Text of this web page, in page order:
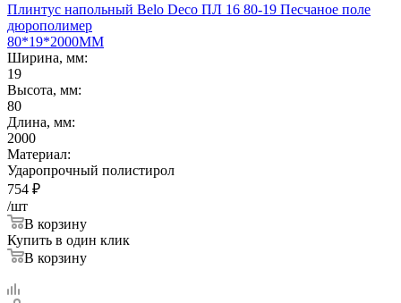
Плинтус напольный Belo Deco ПЛ 16 80-19 Песчаное поле
дюрополимер
80*19*2000ММ
Ширина, мм:
19
Высота, мм:
80
Длина, мм:
2000
Материал:
Ударопрочный полистирол
754 ₽
/шт
В корзину
Купить в один клик
В корзину